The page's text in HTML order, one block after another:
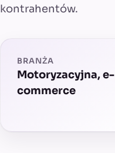
kontrahentów.
BRANŻA
Motoryzacyjna, e-
commerce